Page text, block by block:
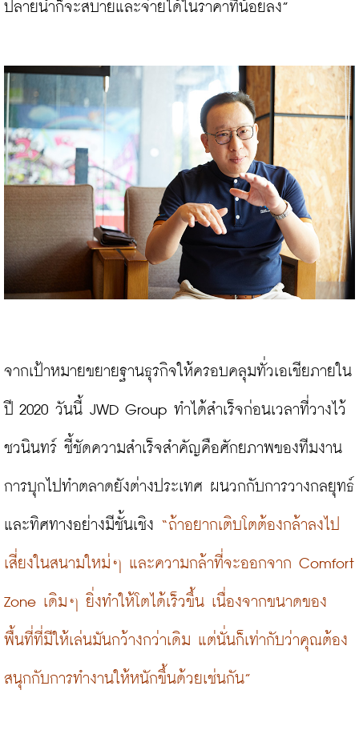
ปลายน้ำก็จะสบายและจ่ายได้ในราคาที่น้อยลง”
จากเป้าหมายขยายฐานธุรกิจให้ครอบคลุมทั่วเอเชียภายใน
ปี 2020 วันนี้ JWD Group ทำได้สำเร็จก่อนเวลาที่วางไว้
ชวนินทร์ ชี้ชัดความสำเร็จสำคัญคือศักยภาพของทีมงาน
การบุกไปทำตลาดยังต่างประเทศ ผนวกกับการวางกลยุทธ์
และทิศทางอย่างมีชั้นเชิง “ถ้าอยากเติบโตต้องกล้าลงไป
เสี่ยงในสนามใหม่ๆ และความกล้าที่จะออกจาก Comfort
Zone เดิมๆ ยิ่งทำให้โตได้เร็วขึ้น เนื่องจากขนาดของ
พื้นที่ที่มีให้เล่นมันกว้างกว่าเดิม แต่นั่นก็เท่ากับว่าคุณต้อง
สนุกกับการทำงานให้หนักขึ้นด้วยเช่นกัน”